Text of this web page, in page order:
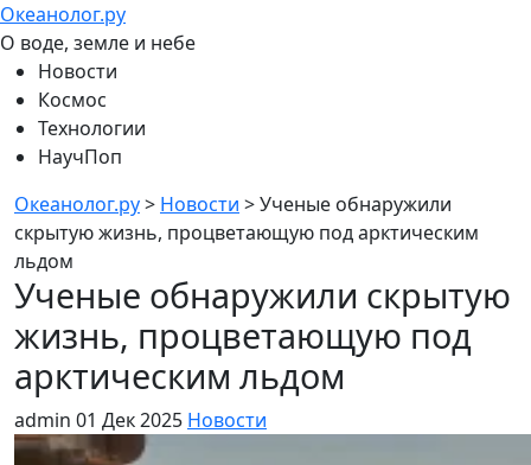
Океанолог.ру
О воде, земле и небе
Новости
Космос
Технологии
НаучПоп
Океанолог.ру> Новости >Ученые обнаружили
скрытую жизнь, процветающую под арктическим
льдом
Ученые обнаружили скрытую
жизнь, процветающую под
арктическим льдом
admin 01 Дек 2025 Новости